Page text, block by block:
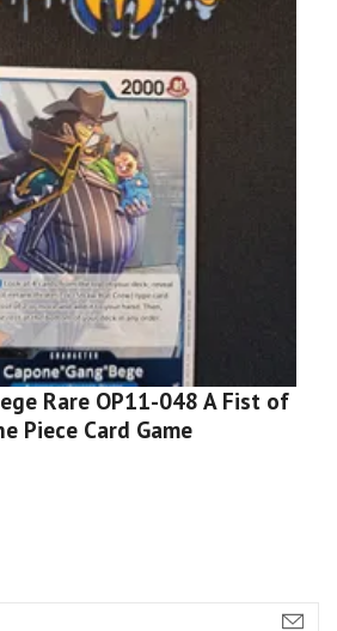
Rare OP11-048 A Fist of
Piece Card Game